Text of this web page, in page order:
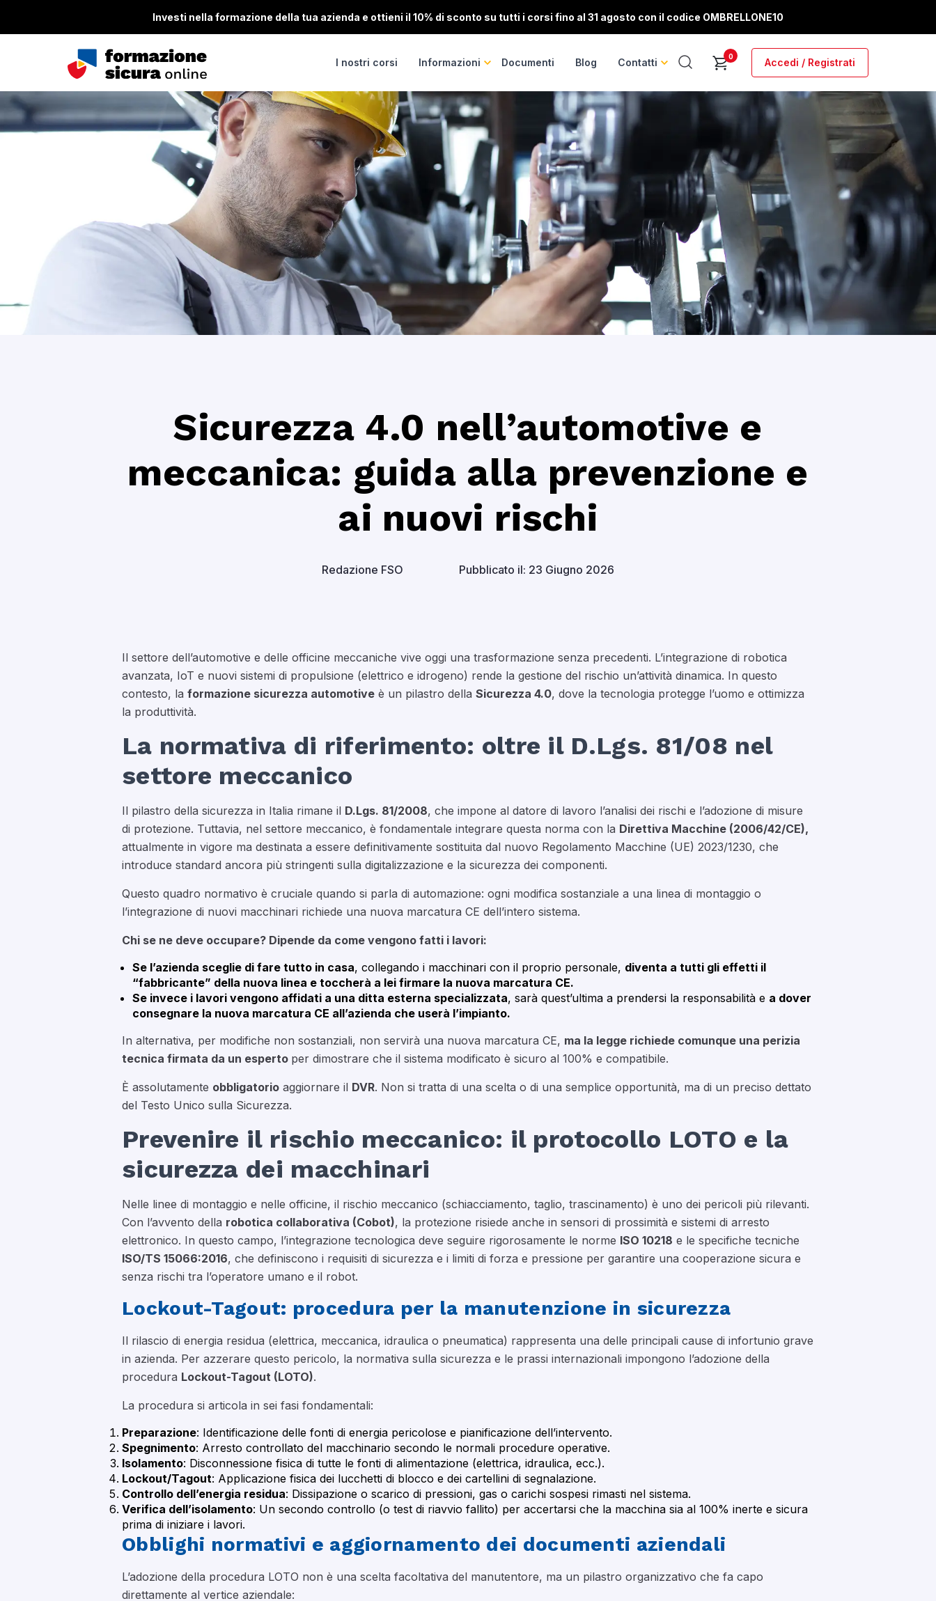
Investi nella formazione della tua azienda e ottieni il 10% di sconto su tutti i corsi fino al 31 agosto con il codice OMBRELLONE10
I nostri corsi Informazioni Documenti Blog Contatti 0 Accedi / Registrati
Sicurezza 4.0 nell’automotive e
meccanica: guida alla prevenzione e
ai nuovi rischi
Redazione FSO Pubblicato il: 23 Giugno 2026
Il settore dell’automotive e delle officine meccaniche vive oggi una trasformazione senza precedenti. L’integrazione di robotica
avanzata, IoT e nuovi sistemi di propulsione (elettrico e idrogeno) rende la gestione del rischio un’attività dinamica. In questo
contesto, la formazione sicurezza automotive è un pilastro della Sicurezza 4.0, dove la tecnologia protegge l’uomo e ottimizza
la produttività.
La normativa di riferimento: oltre il D.Lgs. 81/08 nel
settore meccanico
Il pilastro della sicurezza in Italia rimane il D.Lgs. 81/2008, che impone al datore di lavoro l’analisi dei rischi e l’adozione di misure
di protezione. Tuttavia, nel settore meccanico, è fondamentale integrare questa norma con la Direttiva Macchine (2006/42/CE),
attualmente in vigore ma destinata a essere definitivamente sostituita dal nuovo Regolamento Macchine (UE) 2023/1230, che
introduce standard ancora più stringenti sulla digitalizzazione e la sicurezza dei componenti.
Questo quadro normativo è cruciale quando si parla di automazione: ogni modifica sostanziale a una linea di montaggio o
l’integrazione di nuovi macchinari richiede una nuova marcatura CE dell’intero sistema.
Chi se ne deve occupare? Dipende da come vengono fatti i lavori:
Se l’azienda sceglie di fare tutto in casa, collegando i macchinari con il proprio personale, diventa a tutti gli effetti il
“fabbricante” della nuova linea e toccherà a lei firmare la nuova marcatura CE.
Se invece i lavori vengono affidati a una ditta esterna specializzata, sarà quest’ultima a prendersi la responsabilità e a dover
consegnare la nuova marcatura CE all’azienda che userà l’impianto.
In alternativa, per modifiche non sostanziali, non servirà una nuova marcatura CE, ma la legge richiede comunque una perizia
tecnica firmata da un esperto per dimostrare che il sistema modificato è sicuro al 100% e compatibile.
È assolutamente obbligatorio aggiornare il DVR. Non si tratta di una scelta o di una semplice opportunità, ma di un preciso dettato
del Testo Unico sulla Sicurezza.
Prevenire il rischio meccanico: il protocollo LOTO e la
sicurezza dei macchinari
Nelle linee di montaggio e nelle officine, il rischio meccanico (schiacciamento, taglio, trascinamento) è uno dei pericoli più rilevanti.
Con l’avvento della robotica collaborativa (Cobot), la protezione risiede anche in sensori di prossimità e sistemi di arresto
elettronico. In questo campo, l’integrazione tecnologica deve seguire rigorosamente le norme ISO 10218 e le specifiche tecniche
ISO/TS 15066:2016, che definiscono i requisiti di sicurezza e i limiti di forza e pressione per garantire una cooperazione sicura e
senza rischi tra l’operatore umano e il robot.
Lockout-Tagout: procedura per la manutenzione in sicurezza
Il rilascio di energia residua (elettrica, meccanica, idraulica o pneumatica) rappresenta una delle principali cause di infortunio grave
in azienda. Per azzerare questo pericolo, la normativa sulla sicurezza e le prassi internazionali impongono l’adozione della
procedura Lockout-Tagout (LOTO).
La procedura si articola in sei fasi fondamentali:
Preparazione: Identificazione delle fonti di energia pericolose e pianificazione dell’intervento.
Spegnimento: Arresto controllato del macchinario secondo le normali procedure operative.
Isolamento: Disconnessione fisica di tutte le fonti di alimentazione (elettrica, idraulica, ecc.).
Lockout/Tagout: Applicazione fisica dei lucchetti di blocco e dei cartellini di segnalazione.
Controllo dell’energia residua: Dissipazione o scarico di pressioni, gas o carichi sospesi rimasti nel sistema.
Verifica dell’isolamento: Un secondo controllo (o test di riavvio fallito) per accertarsi che la macchina sia al 100% inerte e sicura
prima di iniziare i lavori.
Obblighi normativi e aggiornamento dei documenti aziendali
L’adozione della procedura LOTO non è una scelta facoltativa del manutentore, ma un pilastro organizzativo che fa capo
direttamente al vertice aziendale: